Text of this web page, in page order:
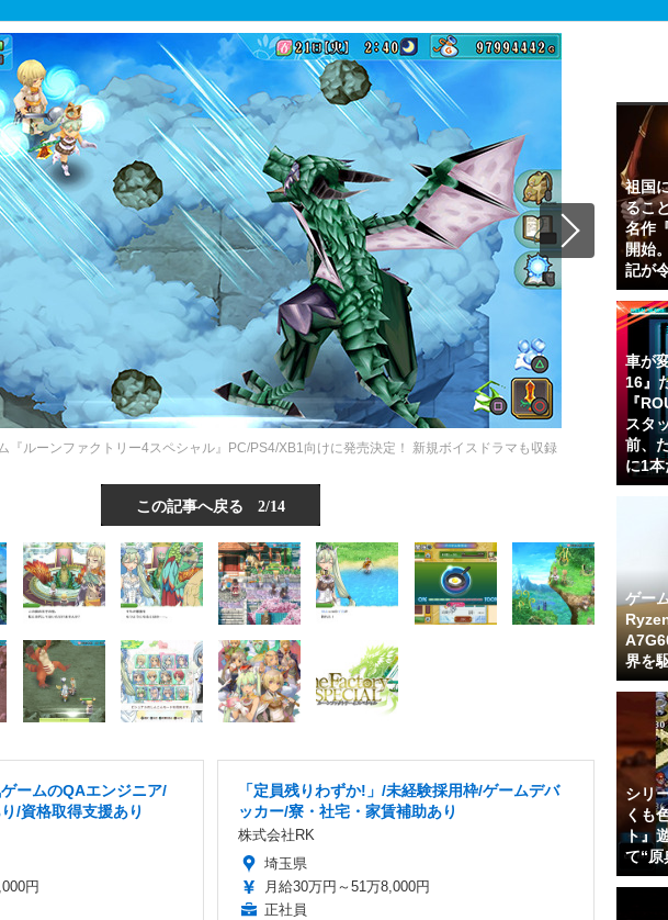
『ルーンファクトリー4スペシャル』PC/PS4/XB1向けに発売決定！ 新規ボイスドラマも収録
この記事へ戻る 2/14
ームのQAエンジニア/
/資格取得支援あり
円
「定員残りわずか!」/未経験採用枠/ゲームデバ
ッカー/寮・社宅・家賃補助あり
株式会社RK
埼玉県
月給30万円～51万8,000円
正社員
祖国
るこ
名作
開始
記が
車が
16』
『
スタ
前、
に1
ゲー
界を
シリ
くも
ト』
て“原